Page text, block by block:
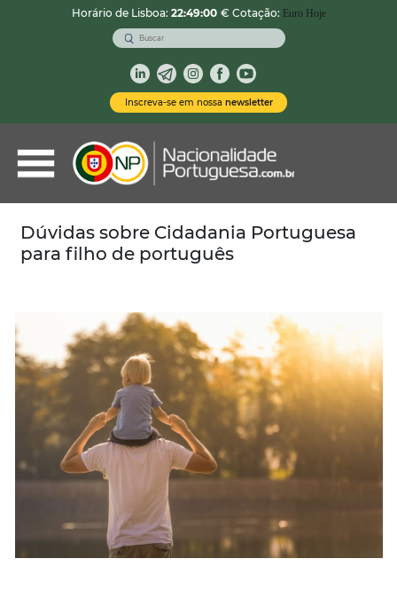
Horário de Lisboa:22:49:01 € Cotação: Euro Hoje
Inscreva-se em nossa newsletter
Nacionalidade Portuguesa
Vistos de Residência
Imóveis em Portugal
Demais Serviços
Vistos Temporários
Dúvidas sobre Cidadania Portuguesa
para filho de português